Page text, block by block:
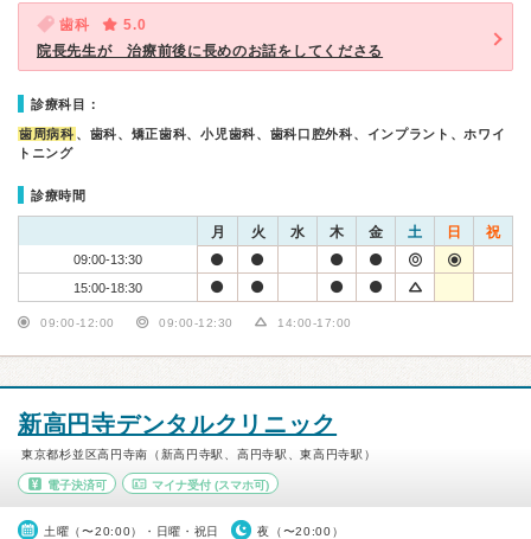
歯科
5.0
院長先生が 治療前後に長めのお話をしてくださる
診療科目：
歯周病科 、歯科、矯正歯科、小児歯科、歯科口腔外科、インプラント、ホワイ
トニング
診療時間
月 火 水 木 金 土 日 祝
09:00-13:30
15:00-18:30
09:00-12:00 09:00-12:30 14:00-17:00
新高円寺デンタルクリニック
東京都杉並区高円寺南（新高円寺駅、高円寺駅、東高円寺駅）
電子決済可 マイナ受付(スマホ可)
土曜（〜20:00）・日曜・祝日 夜（〜20:00）